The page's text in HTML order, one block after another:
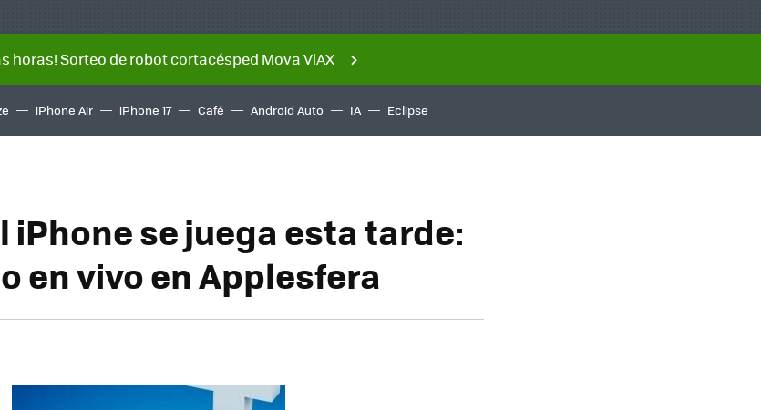
horas! Sorteo de robot cortacésped Mova ViAX
iPhone Air iPhone 17 Café Android Auto IA Eclipse
iPhone se juega esta tarde:
en vivo en Applesfera